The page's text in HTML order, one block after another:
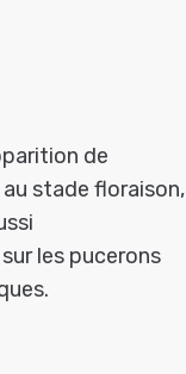
de
stade floraison,
les pucerons